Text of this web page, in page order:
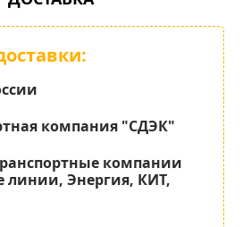
компания "СДЭК"
компании
линии, Энергия, КИТ,